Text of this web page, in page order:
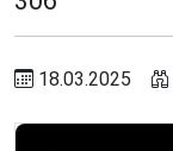
18.03.2025